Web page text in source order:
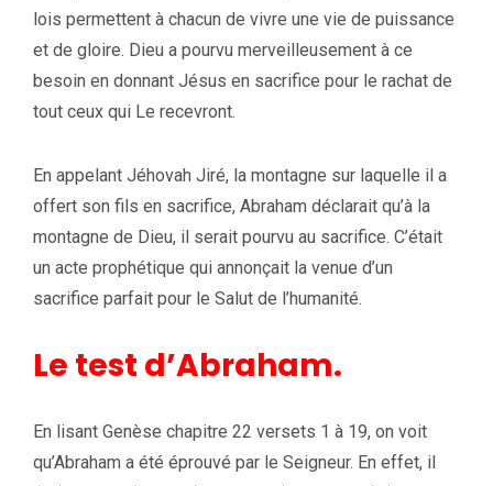
lois permettent à chacun de vivre une vie de puissance
et de gloire. Dieu a pourvu merveilleusement à ce
besoin en donnant Jésus en sacrifice pour le rachat de
tout ceux qui Le recevront.
En appelant Jéhovah Jiré, la montagne sur laquelle il a
offert son fils en sacrifice, Abraham déclarait qu’à la
montagne de Dieu, il serait pourvu au sacrifice. C’était
un acte prophétique qui annonçait la venue d’un
sacrifice parfait pour le Salut de l’humanité.
Le test d’Abraham.
En lisant Genèse chapitre 22 versets 1 à 19, on voit
qu’Abraham a été éprouvé par le Seigneur. En effet, il